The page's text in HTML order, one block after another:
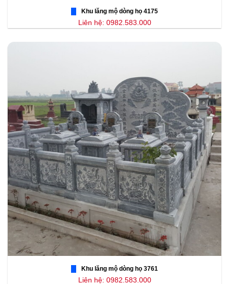
Khu lăng mộ dòng họ 4175
Liên hệ: 0982.583.000
Khu lăng mộ dòng họ 3761
Liên hệ: 0982.583.000